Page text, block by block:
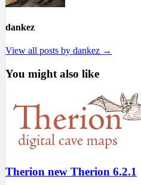
dankez
View all posts by dankez →
You might also like
Therion new Therion 6.2.1